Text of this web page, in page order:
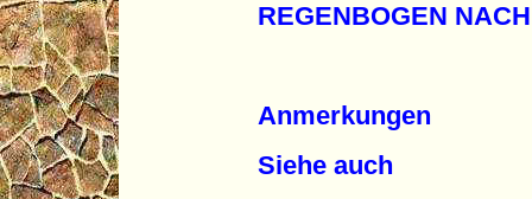
REGENBOGEN
Anmerkungen
Siehe auch